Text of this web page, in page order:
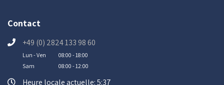
Contact
+49 (0) 2824 133 98 60
Lun - Ven
08:00 - 18:00
Sam
08:00 - 12:00
Heure locale actuelle: 5:37